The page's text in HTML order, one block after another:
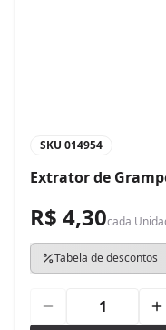
SKU 014954
Extrator de
R$ 4,30cada
Tabela de descontos